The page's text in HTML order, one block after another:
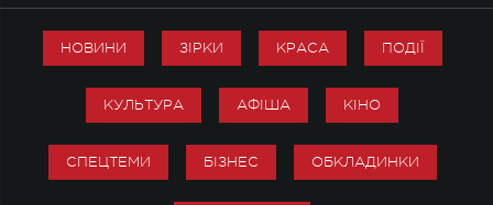
НОВИНИ ЗІРКИ КРАСА ПОДІЇ
КУЛЬТУРА АФІША КІНО
СПЕЦТЕМИ БІЗНЕС ОБКЛАДИНКИ